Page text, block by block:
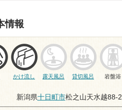
情報
かけ流し 露天風呂 貸切風呂 岩盤浴
新潟県十日町市松之山天水越88-2